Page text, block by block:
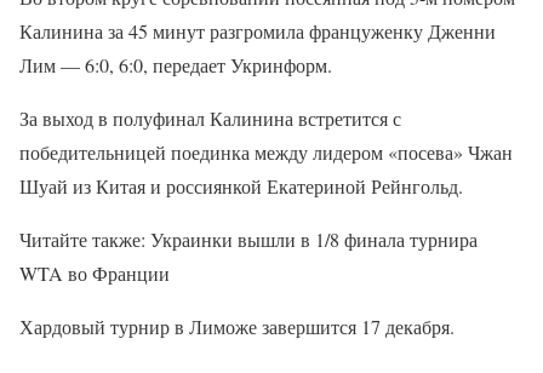
Калинина за 45 минут разгромила француженку Дженни
Лим — 6:0, 6:0, передает Укринформ.
За выход в полуфинал Калинина встретится с
победительницей поединка между лидером «посева» Чжан
Шуай из Китая и россиянкой Екатериной Рейнгольд.
Читайте также: Украинки вышли в 1/8 финала турнира
WTA во Франции
Хардовый турнир в Лиможе завершится 17 декабря.